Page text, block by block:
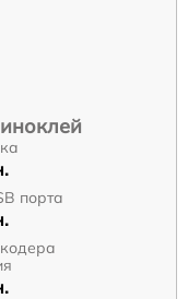
порта